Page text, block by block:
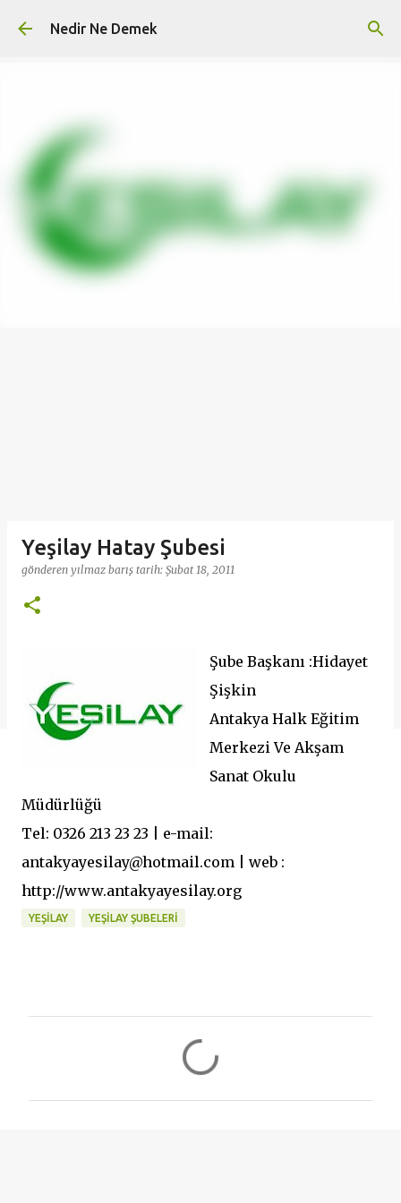
Ana içeriğe atla
Nedir Ne Demek
Yeşilay Hatay Şubesi
gönderen yılmaz barış tarih: Şubat 18, 2011
Şube Başkanı :Hidayet
Şişkin
Antakya Halk Eğitim
Merkezi Ve Akşam
Sanat Okulu
Müdürlüğü
Tel: 0326 213 23 23 | e-mail:
antakyayesilay@hotmail.com | web :
http://www.antakyayesilay.org
YEŞILAY YEŞILAY ŞUBELERI